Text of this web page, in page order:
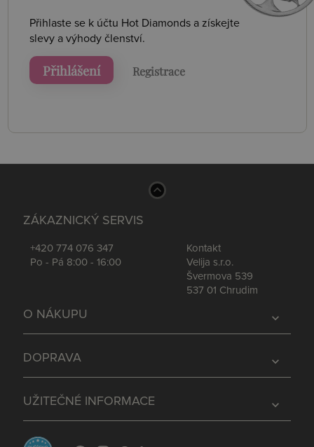
Přihlaste se k účtu Hot Diamonds a získejte
slevy a výhody členství.
Přihlášení Registrace
ZÁKAZNICKÝ SERVIS
+420 774 076 347
Po - Pá 8:00 - 16:00
Kontakt
Velija s.r.o.
Švermova 539
537 01 Chrudim
expand_more
O NÁKUPU
expand_more
DOPRAVA
expand_more
UŽITEČNÉ INFORMACE